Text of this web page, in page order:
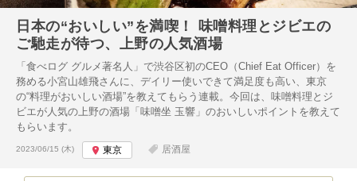
日本の“おいしい”を満喫！ 味噌料理とジビエの
ご馳走が待つ、上野の人気酒場
「食べログ グルメ著名人」で渋谷区初のCEO（Chief Eat Officer）を
務める小宮山雄飛さんに、デイリー使いできて満足度も高い、東京
の“料理がおいしい酒場”を教えてもらう連載。今回は、味噌料理とジ
ビエが人気の上野の酒場「味噌坐 玉響」のおいしいポイントを教えて
もらいます。
投稿日:
2023/06/15 (木) 東京 居酒屋